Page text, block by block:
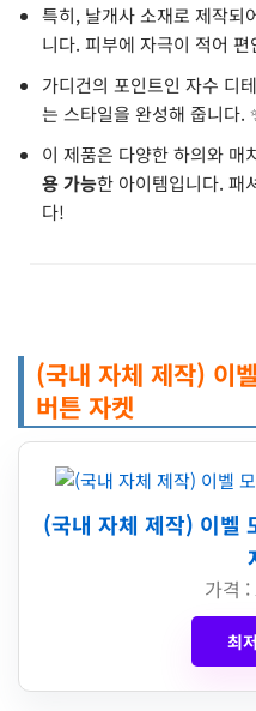
특히, 날개사 소재로 제작되
니다. 피부에 자극이 적어
가디건의 포인트인 자수 디
는 스타일을 완성해 줍니다.
이 제품은 다양한 하의와 매
용 가능한 아이템입니다. 패
다!
(국내 자체 제작) 이
버튼 자켓
(국내 자체 제작) 이벨
가격
최